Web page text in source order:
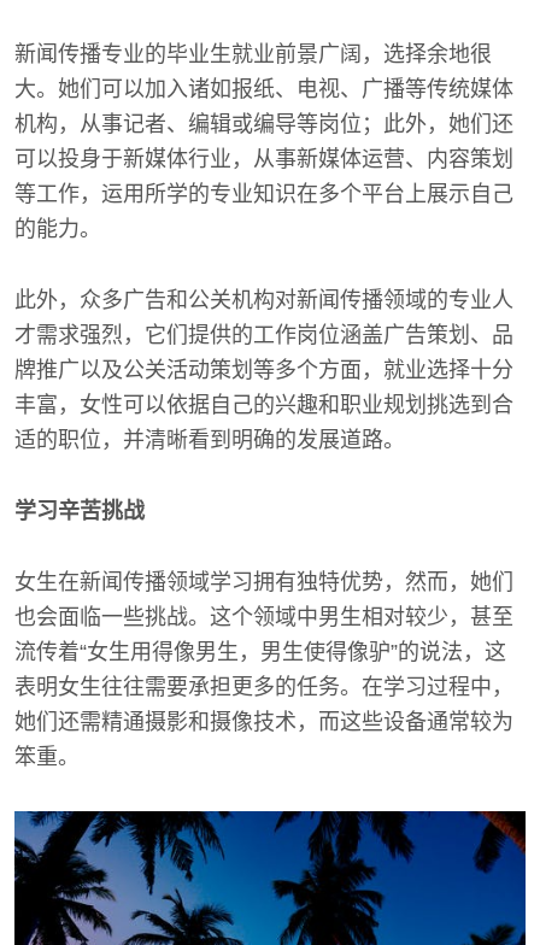
新闻传播专业的毕业生就业前景广阔，选择余地很
大。她们可以加入诸如报纸、电视、广播等传统媒体
机构，从事记者、编辑或编导等岗位；此外，她们还
可以投身于新媒体行业，从事新媒体运营、内容策划
等工作，运用所学的专业知识在多个平台上展示自己
的能力。
此外，众多广告和公关机构对新闻传播领域的专业人
才需求强烈，它们提供的工作岗位涵盖广告策划、品
牌推广以及公关活动策划等多个方面，就业选择十分
丰富，女性可以依据自己的兴趣和职业规划挑选到合
适的职位，并清晰看到明确的发展道路。
学习辛苦挑战
女生在新闻传播领域学习拥有独特优势，然而，她们
也会面临一些挑战。这个领域中男生相对较少，甚至
流传着“女生用得像男生，男生使得像驴”的说法，这
表明女生往往需要承担更多的任务。在学习过程中，
她们还需精通摄影和摄像技术，而这些设备通常较为
笨重。